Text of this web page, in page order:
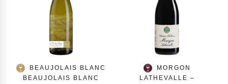
BEAUJOLAIS BLANC
BEAUJOLAIS BLANC
MORGON
LATHEVALLE –